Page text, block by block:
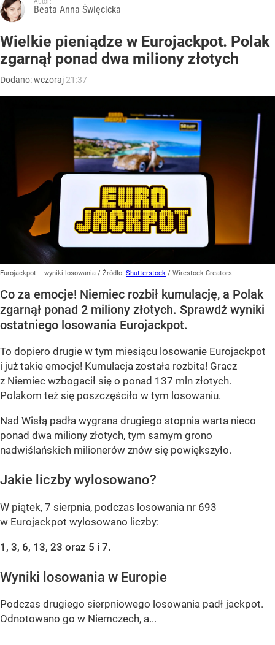
Beata Anna Święcicka
Wielkie pieniądze w Eurojackpot. Polak
zgarnął ponad dwa miliony złotych
Dodano:wczoraj 21:37
Eurojackpot – wyniki losowania / Źródło: Shutterstock / Wirestock Creators
Co za emocje! Niemiec rozbił kumulację, a Polak
zgarnął ponad 2 miliony złotych. Sprawdź wyniki
ostatniego losowania Eurojackpot.
To dopiero drugie w tym miesiącu losowanie Eurojackpot
i już takie emocje! Kumulacja została rozbita! Gracz
z Niemiec wzbogacił się o ponad 137 mln złotych.
Polakom też się poszczęściło w tym losowaniu.
Nad Wisłą padła wygrana drugiego stopnia warta nieco
ponad dwa miliony złotych, tym samym grono
nadwiślańskich milionerów znów się powiększyło.
Jakie liczby wylosowano?
W piątek, 7 sierpnia, podczas losowania nr 693
w Eurojackpot wylosowano liczby:
1, 3, 6, 13, 23 oraz 5 i 7.
Wyniki losowania w Europie
Podczas drugiego sierpniowego losowania padł jackpot.
Odnotowano go w Niemczech, a...